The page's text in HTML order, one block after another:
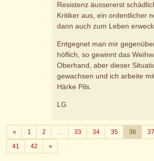
Resistenz äussererst
Kritiker aus, ein ordentlicher
dann auch zum Leben
Entgegnet man mir
höflich, so gewinnt das
Oberhand, aber dieser
gewachsen und ich arbeite
Härke Pils.
LG
«Zurück
1 2 … 33 34 35 36 37
41
42 »Weiter